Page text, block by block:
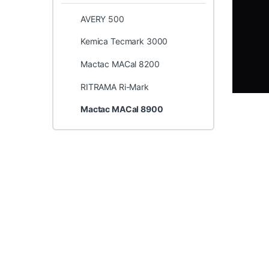
AVERY 500
Kemica Tecmark 3000
Mactac MACal 8200
RITRAMA Ri-Mark
Mactac MACal 8900